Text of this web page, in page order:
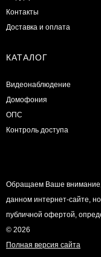
Контакты
Доставка и оплата
КАТАЛОГ
Видеонаблюдение
Домофония
ОПС
Контроль доступа
Обращаем Ваше
данном интернет-сайте,
публичной офертой,
© 2026
Полная версия сайта